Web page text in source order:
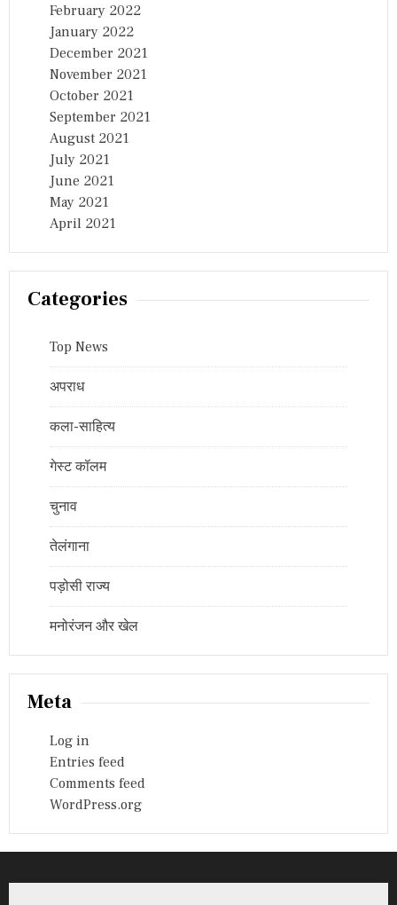
February 2022
January 2022
December 2021
November 2021
October 2021
September 2021
August 2021
July 2021
June 2021
May 2021
April 2021
Categories
Top News
अपराध
कला-साहित्य
गेस्ट कॉलम
चुनाव
तेलंगाना
पड़ोसी राज्य
मनोरंजन और खेल
Meta
Log in
Entries feed
Comments feed
WordPress.org